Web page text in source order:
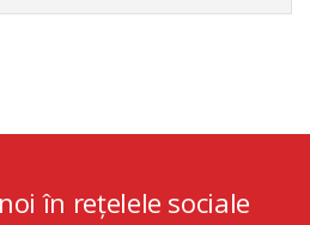
în rețelele sociale